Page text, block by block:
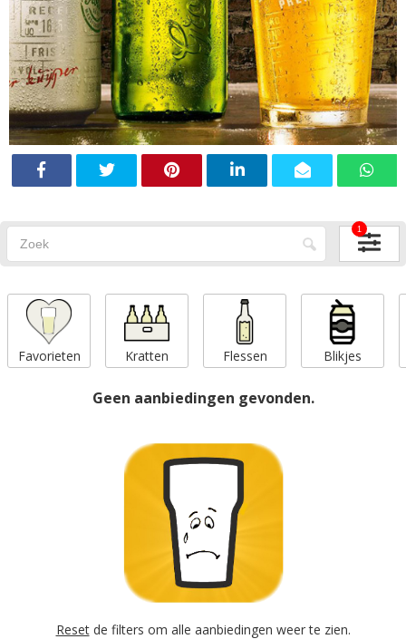
1
Favorieten Kratten Flessen Blikjes
Geen aanbiedingen gevonden.
Resetde filters om alle aanbiedingen weer te zien.